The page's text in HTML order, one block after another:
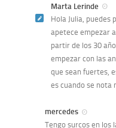
Marta Lerinde
Hola Julia, puedes
apetece empezar
partir de los 30
empezar con las
que sean fuertes,
es cuando se nota
mercedes
Tengo surcos en los